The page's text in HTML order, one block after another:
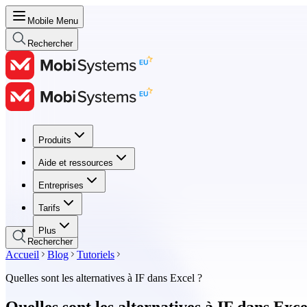
Mobile Menu
Rechercher
Produits
Aide et ressources
Entreprises
Tarifs
Plus
Produits
Aide et ressources
Entreprises
Tarifs
Rechercher
Accueil Blog
Tutoriels
Quelles sont les alternatives à IF dans Excel ?